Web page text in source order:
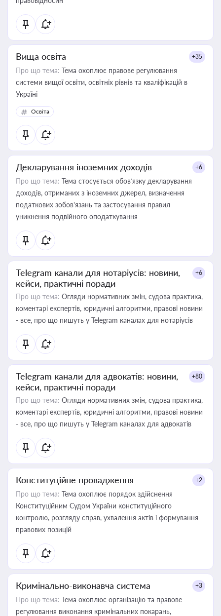
Вища освіта +35
Про що тема: Тема охоплює правове регулювання
системи вищої освіти, освітніх рівнів та кваліфікацій в
Україні
Освіта
Декларування іноземних доходів +6
Про що тема: Тема стосується обов’язку декларування
доходів, отриманих з іноземних джерел, визначення
податкових зобов’язань та застосування правил
уникнення подвійного оподаткування
Telegram канали для нотаріусів: новини,
кейси, практичні поради
+6
Про що тема: Огляди нормативних змін, судова практика,
коментарі експертів, юридичні алгоритми, правові новини
- все, про що пишуть у Telegram каналах для нотаріусів
Telegram канали для адвокатів: новини,
кейси, практичні поради
+80
Про що тема: Огляди нормативних змін, судова практика,
коментарі експертів, юридичні алгоритми, правові новини
- все, про що пишуть у Telegram каналах для адвокатів
Конституційне провадження +2
Про що тема: Тема охоплює порядок здійснення
Конституційним Судом України конституційного
контролю, розгляду справ, ухвалення актів і формування
правових позицій
Кримінально-виконавча система +3
Про що тема: Тема охоплює організацію та правове
регулювання виконання кримінальних покарань,